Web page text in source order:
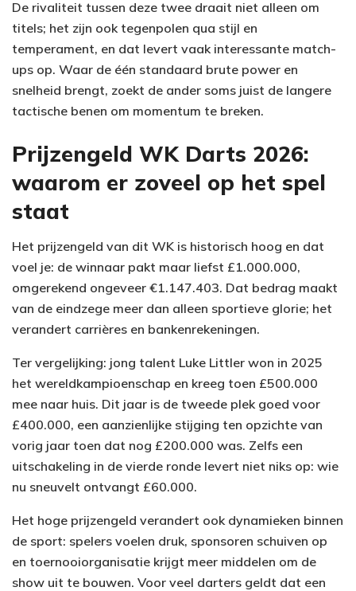
De rivaliteit tussen deze twee draait niet alleen om
titels; het zijn ook tegenpolen qua stijl en
temperament, en dat levert vaak interessante match-
ups op. Waar de één standaard brute power en
snelheid brengt, zoekt de ander soms juist de langere
tactische benen om momentum te breken.
Prijzengeld WK Darts 2026:
waarom er zoveel op het spel
staat
Het prijzengeld van dit WK is historisch hoog en dat
voel je: de winnaar pakt maar liefst £1.000.000,
omgerekend ongeveer €1.147.403. Dat bedrag maakt
van de eindzege meer dan alleen sportieve glorie; het
verandert carrières en bankenrekeningen.
Ter vergelijking: jong talent Luke Littler won in 2025
het wereldkampioenschap en kreeg toen £500.000
mee naar huis. Dit jaar is de tweede plek goed voor
£400.000, een aanzienlijke stijging ten opzichte van
vorig jaar toen dat nog £200.000 was. Zelfs een
uitschakeling in de vierde ronde levert niet niks op: wie
nu sneuvelt ontvangt £60.000.
Het hoge prijzengeld verandert ook dynamieken binnen
de sport: spelers voelen druk, sponsoren schuiven op
en toernooiorganisatie krijgt meer middelen om de
show uit te bouwen. Voor veel darters geldt dat een